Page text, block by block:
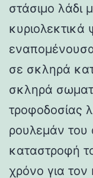
στάσιμο λάδι
κυριολεκτικά
σε σκληρά
σκληρά
τροφοδοσίας
ρουλεμάν
καταστροφή
χρόνο για